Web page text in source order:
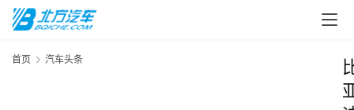
首页 汽车头条